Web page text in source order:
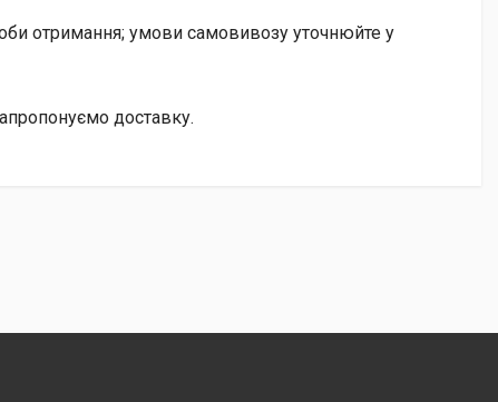
отримання; умови самовивозу уточнюйте у
доставку.